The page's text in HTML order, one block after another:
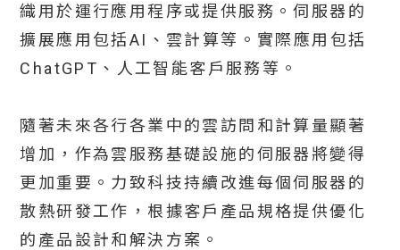
織用於運行應用程序或提供服務。伺服器的
擴展應用包括AI、雲計算等。實際應用包括
ChatGPT、人工智能客戶服務等。
隨著未來各行各業中的雲訪問和計算量顯著
增加，作為雲服務基礎設施的伺服器將變得
更加重要。力致科技持續改進每個伺服器的
散熱研發工作，根據客戶產品規格提供優化
的產品設計和解決方案。